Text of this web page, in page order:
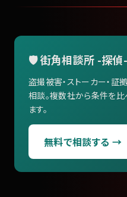
🛡️ 街角相談所 -探偵-
盗撮被害・ストーカー・証
相談。複数社から条件を
ます。
無料で相談する →